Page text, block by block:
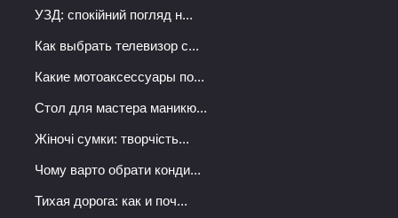
УЗД: спокійний погляд н...
Как выбрать телевизор с...
Какие мотоаксессуары по...
Стол для мастера маникю...
Жіночі сумки: творчість...
Чому варто обрати конди...
Тихая дорога: как и поч...